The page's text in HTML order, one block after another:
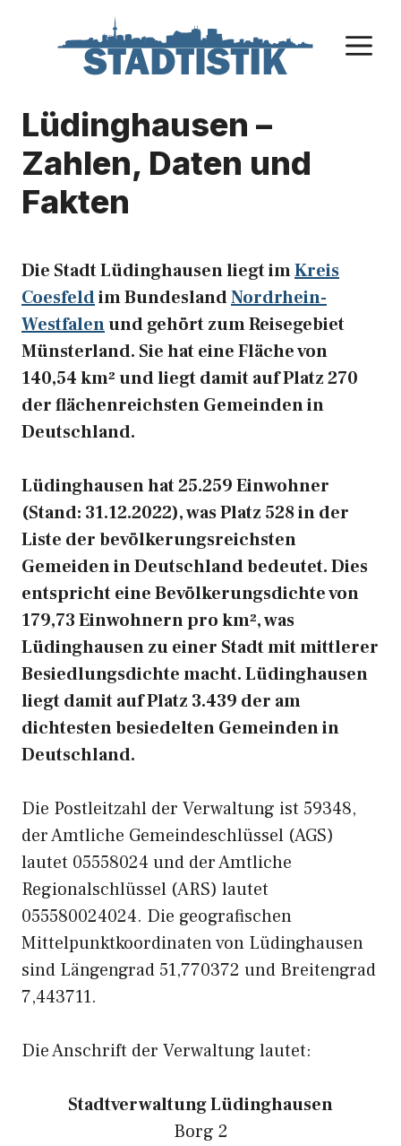
Lüdinghausen –
Zahlen, Daten und
Fakten
Die Stadt Lüdinghausen liegt imKreis
Coesfeldim BundeslandNordrhein-
Westfalenund gehört zum Reisegebiet
Münsterland. Sie hat eine Fläche von
140,54 km² und liegt damit auf Platz 270
der flächenreichsten Gemeinden in
Deutschland.
Lüdinghausen hat 25.259 Einwohner
(Stand: 31.12.2022), was Platz 528 in der
Liste der bevölkerungsreichsten
Gemeiden in Deutschland bedeutet. Dies
entspricht eine Bevölkerungsdichte von
179,73 Einwohnern pro km², was
Lüdinghausen zu einer Stadt mit mittlerer
Besiedlungsdichte macht. Lüdinghausen
liegt damit auf Platz 3.439 der am
dichtesten besiedelten Gemeinden in
Deutschland.
Die Postleitzahl der Verwaltung ist 59348,
der Amtliche Gemeindeschlüssel (AGS)
lautet 05558024 und der Amtliche
Regionalschlüssel (ARS) lautet
055580024024. Die geografischen
Mittelpunktkoordinaten von Lüdinghausen
sind Längengrad 51,770372 und Breitengrad
7,443711.
Die Anschrift der Verwaltung lautet:
Stadtverwaltung Lüdinghausen
Borg 2